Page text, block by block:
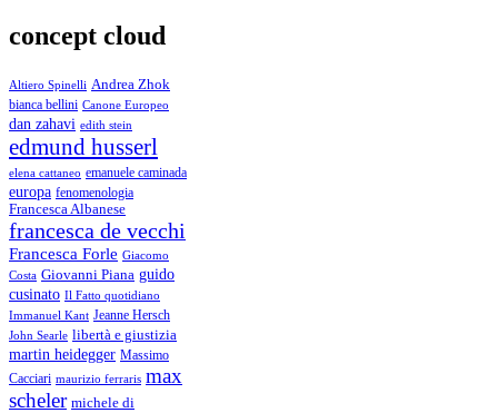
concept cloud
Altiero Spinelli Andrea Zhok
bianca bellini Canone Europeo
dan zahavi edith stein
edmund husserl
elena cattaneo emanuele caminada
europa fenomenologia
Francesca Albanese
francesca de vecchi
Francesca Forle Giacomo
Costa Giovanni Piana guido
cusinato Il Fatto quotidiano
Immanuel Kant Jeanne Hersch
John Searle libertà e giustizia
martin heidegger Massimo
Cacciari maurizio ferraris max
scheler michele di